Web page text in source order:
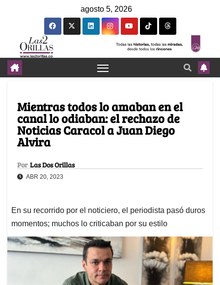
agosto 5, 2026
Mientras todos lo amaban en el
canal lo odiaban: el rechazo de
Noticias Caracol a Juan Diego
Alvira
Por Las Dos Orillas
ABR 20, 2023
En su recorrido por el noticiero, el periodista pasó duros
momentos; muchos lo criticaban por su estilo